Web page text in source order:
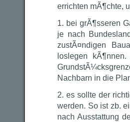
errichten mÃ¶chte,
1. bei grÃ¶sseren
je nach
zustÃ¤ndigen
loslegen
Nachbarn in die
2. es sollte der
werden. So ist zb.
nach Ausstattung